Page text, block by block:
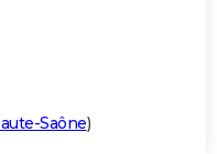
Saône)